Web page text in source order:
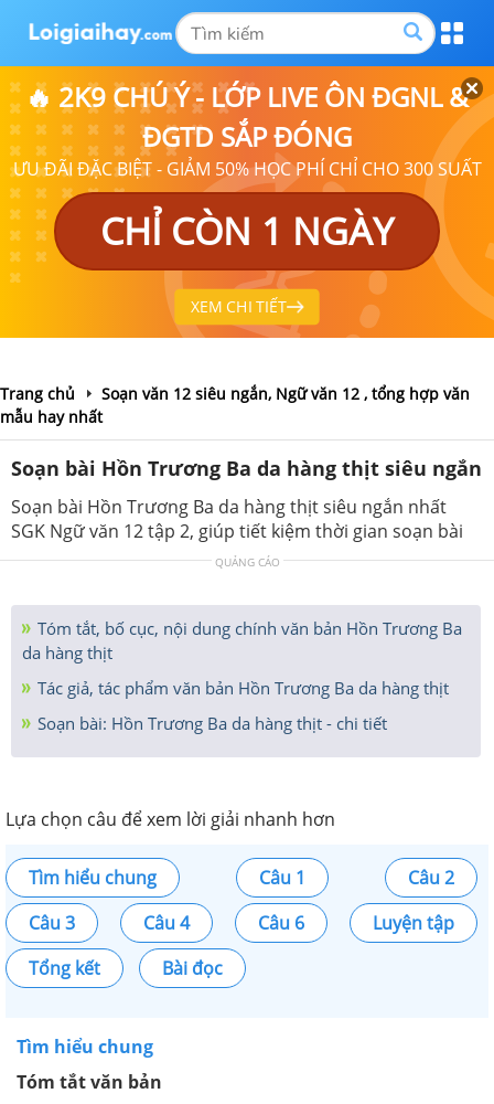
🔥 2K9 CHÚ Ý - LỚP LIVE ÔN ĐGNL &
ĐGTD SẮP ĐÓNG
ƯU ĐÃI ĐẶC BIỆT - GIẢM 50% HỌC PHÍ CHỈ CHO 300 SUẤT
CHỈ CÒN 1 NGÀY
XEM CHI TIẾT
Trang chủ
Soạn văn 12 siêu ngắn, Ngữ văn 12 , tổng hợp văn
mẫu hay nhất
Soạn bài Hồn Trương Ba da hàng thịt siêu ngắn
Soạn bài Hồn Trương Ba da hàng thịt siêu ngắn nhất
SGK Ngữ văn 12 tập 2, giúp tiết kiệm thời gian soạn bài
QUẢNG CÁO
Tóm tắt, bố cục, nội dung chính văn bản Hồn Trương Ba
da hàng thịt
Tác giả, tác phẩm văn bản Hồn Trương Ba da hàng thịt
Soạn bài: Hồn Trương Ba da hàng thịt - chi tiết
Lựa chọn câu để xem lời giải nhanh hơn
Tìm hiểu chung Câu 1
Câu 2
Câu 3
Câu 4 Câu 6
Luyện tập
Tổng kết
Bài đọc
Tìm hiểu chung
Tóm tắt văn bản